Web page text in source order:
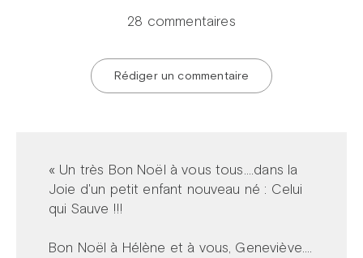
28 commentaires
Rédiger un commentaire
« Un très Bon Noël à vous tous....dans la
Joie d'un petit enfant nouveau né : Celui
qui Sauve !!!
Bon Noël à Hélène et à vous, Geneviève....